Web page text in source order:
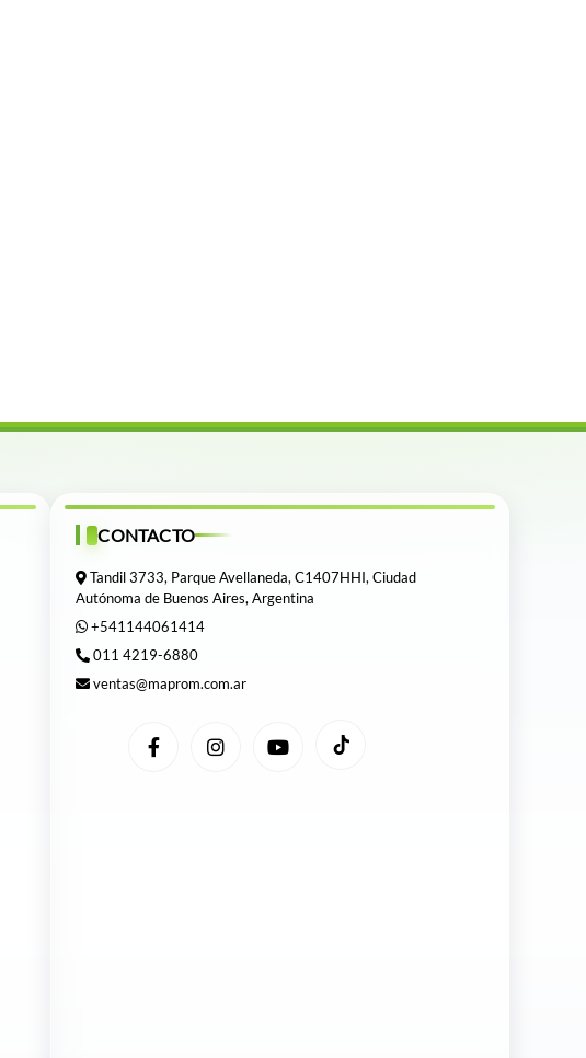
CONTACTO
Tandil 3733, Parque Avellaneda, C1407HHI, Ciudad
Autónoma de Buenos Aires, Argentina
+541144061414
011 4219-6880
ventas@maprom.com.ar